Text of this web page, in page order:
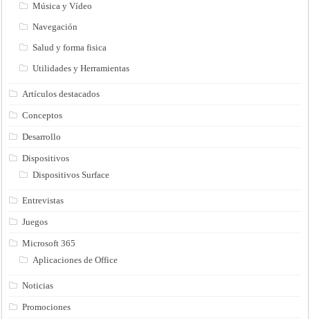
Música y Vídeo
Navegación
Salud y forma fisica
Utilidades y Herramientas
Artículos destacados
Conceptos
Desarrollo
Dispositivos
Dispositivos Surface
Entrevistas
Juegos
Microsoft 365
Aplicaciones de Office
Noticias
Promociones